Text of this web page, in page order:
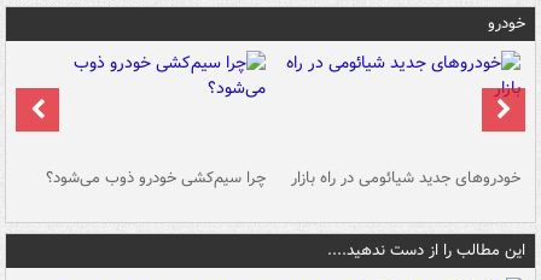
خودرو
خودروهای جدید شیائومی در راه بازار چرا سیم‌کشی خودرو ذوب می‌شود؟
این مطالب را از دست ندهید....